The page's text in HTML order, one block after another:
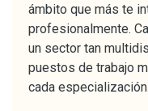
ámbito que más te
profesionalmente.
un sector tan
puestos de trabajo
cada especialización.